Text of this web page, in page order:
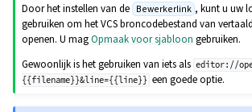
Door het instellen van de Bewerkerlink , kunt u uw
gebruiken om het VCS broncodebestand van
openen. U magOpmaak voor sjabloon gebruiken.
Gewoonlijk is het gebruiken van iets als editor://
{{filename}}&line={{line}} een goede optie.